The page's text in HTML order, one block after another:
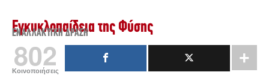
Εγκυκλοπαίδεια της Φύσης
ΕΝΑΛΛΑΚΤΙΚΉ ΔΡΆΣΗ
802
Κοινοποιήσεις